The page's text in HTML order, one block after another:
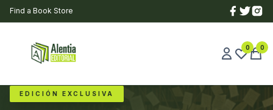
Find a Book Store
0 0
EDICIÓN EXCLUSIVA